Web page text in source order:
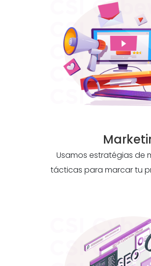
Usamos estratégias de
tácticas para marcar tu